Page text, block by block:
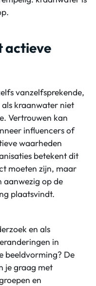
actieve
vanzelfsprekende,
kraanwater niet
Vertrouwen kan
influencersof
waarheden
betekent dit
moeten zijn, maar
op de
plaatsvindt.
en als
in
beeldvorming? De
je graag met
en